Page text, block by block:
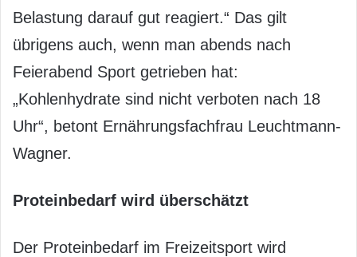
Belastung darauf gut reagiert.“ Das gilt
übrigens auch, wenn man abends nach
Feierabend Sport getrieben hat:
„Kohlenhydrate sind nicht verboten nach 18
Uhr“, betont Ernährungsfachfrau Leuchtmann-
Wagner.
Proteinbedarf wird überschätzt
Der Proteinbedarf im Freizeitsport wird